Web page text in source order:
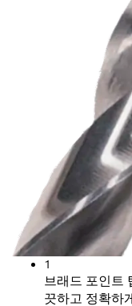
1
브래드 포인트
끗하고 정확하